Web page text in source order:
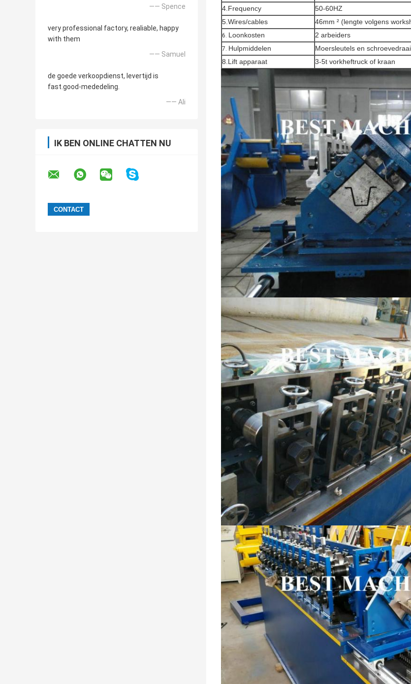
—— Spence
very professional factory, realiable, happy
with them
—— Samuel
de goede verkoopdienst, levertijd is
fast.good-mededeling.
—— Ali
IK BEN ONLINE CHATTEN NU
4.Frequency
50-60HZ
5.Wires/cables
46mm ² (lengte volgens
6. Loonkosten 2 arbeiders
7. Hulpmiddelen
Moersleutels en
8.Lift apparaat
3-5t vorkheftruck of kraan